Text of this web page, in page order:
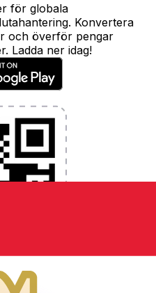
för globala
Konvertera
och överför pengar
Ladda ner idag!